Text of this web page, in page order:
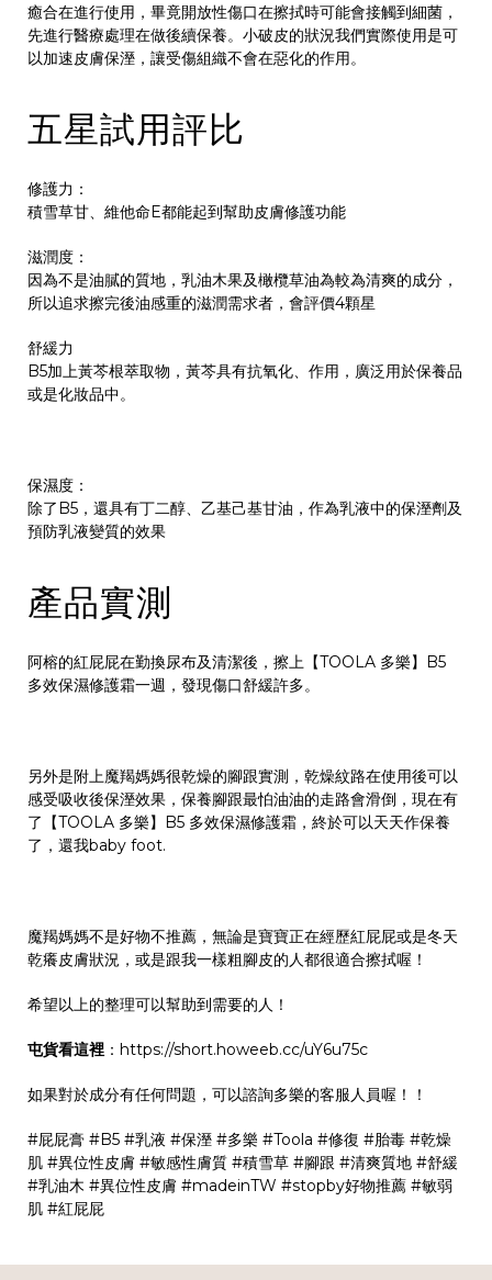
癒合在進行使用，畢竟開放性傷口在擦拭時可能會接觸到細菌，
先進行醫療處理在做後續保養。小破皮的狀況我們實際使用是可
以加速皮膚保溼，讓受傷組織不會在惡化的作用。
五星試用評比
修護力：
積雪草甘、維他命E都能起到幫助皮膚修護功能
滋潤度：
因為不是油膩的質地，乳油木果及橄欖草油為較為清爽的成分，
所以追求擦完後油感重的滋潤需求者，會評價4顆星
舒緩力
B5加上黃芩根萃取物，黃芩具有抗氧化、作用，廣泛用於保養品
或是化妝品中。
保濕度：
除了B5，還具有丁二醇、乙基己基甘油，作為乳液中的保溼劑及
預防乳液變質的效果
產品實測
阿榕的紅屁屁在勤換尿布及清潔後，擦上【TOOLA 多樂】B5
多效保濕修護霜一週，發現傷口舒緩許多。
另外是附上魔羯媽媽很乾燥的腳跟實測，乾燥紋路在使用後可以
感受吸收後保溼效果，保養腳跟最怕油油的走路會滑倒，現在有
了【TOOLA 多樂】B5 多效保濕修護霜，終於可以天天作保養
了，還我baby foot.
魔羯媽媽不是好物不推薦，無論是寶寶正在經歷紅屁屁或是冬天
乾癢皮膚狀況，或是跟我一樣粗腳皮的人都很適合擦拭喔！
希望以上的整理可以幫助到需要的人！
屯貨看這裡 ： https://short.howeeb.cc/uY6u75c
如果對於成分有任何問題，可以諮詢多樂的客服人員喔！！
#屁屁膏 #B5 #乳液 #保溼 #多樂 #Toola #修復 #胎毒 #乾燥
肌 #異位性皮膚 #敏感性膚質 #積雪草 #腳跟 #清爽質地 #舒緩
#乳油木 #異位性皮膚 #madeinTW #stopby好物推薦 #敏弱
肌 #紅屁屁